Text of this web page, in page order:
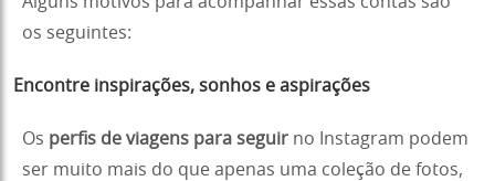
os seguintes:
Encontre inspirações, sonhos e aspirações
Os perfis de viagens para seguir no Instagram podem
ser muito mais do que apenas uma coleção de fotos,